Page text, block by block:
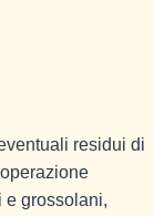
residui di
e grossolani,